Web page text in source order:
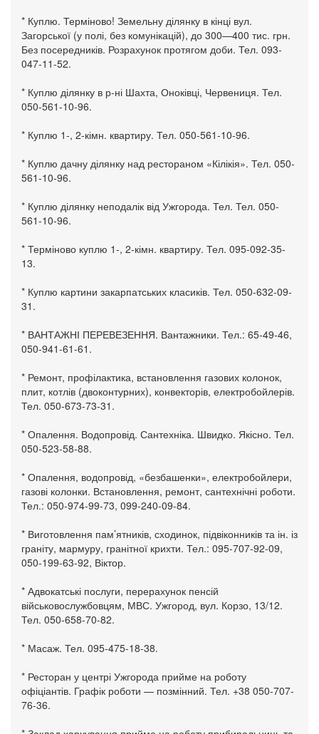
* Куплю. Терміново! Земельну ділянку в кінці вул.
Загорської (у полі, без комунікацій), до 300—400 тис. грн.
Без посередників. Розрахунок протягом доби. Тел. 093-
047-11-52.
* Куплю ділянку в р-ні Шахта, Оноківці, Червениця. Тел.
050-561-10-96.
* Куплю 1-, 2-кімн. квартиру. Тел. 050-561-10-96.
* Куплю дачну ділянку над рестораном «Кілікія». Тел. 050-
561-10-96.
* Куплю ділянку неподалік від Ужгорода. Тел. Тел. 050-
561-10-96.
* Терміново куплю 1-, 2-кімн. квартиру. Тел. 095-092-35-
13.
* Куплю картини закарпатських класиків. Тел. 050-632-09-
31.
* ВАНТАЖНІ ПЕРЕВЕЗЕННЯ. Вантажники. Тел.: 65-49-46,
050-941-61-61.
* Ремонт, профілактика, встановлення газових колонок,
плит, котлів (двоконтурних), конвекторів, електробойлерів.
Тел. 050-673-73-31.
* Опалення. Водопровід. Сантехніка. Швидко. Якісно. Тел.
050-523-58-88.
* Опалення, водопровід, «безбашенки», електробойлери,
газові колонки. Встановлення, ремонт, сантехнічні роботи.
Тел.: 050-974-99-73, 099-240-09-84.
* Виготовлення пам’ятників, сходинок, підвіконників та ін. із
граніту, мармуру, гранітної крихти. Тел.: 095-707-92-09,
050-199-63-92, Віктор.
* Адвокатські послуги, перерахунок пенсій
військовослужбовцям, МВС. Ужгород, вул. Корзо, 13/12.
Тел. 050-658-70-82.
* Масаж. Тел. 095-475-18-38.
* Ресторан у центрі Ужгорода прийме на роботу
офіціантів. Графік роботи — позмінний. Тел. +38 050-707-
76-36.